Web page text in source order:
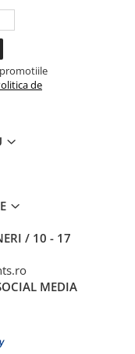
de
/ 10 - 17
MEDIA